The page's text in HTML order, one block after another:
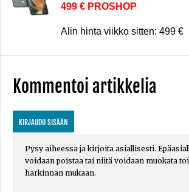
499 € PROSHOP
Alin hinta viikko sitten: 499 €
Kommentoi artikkelia
KIRJAUDU SISÄÄN
Pysy aiheessa ja kirjoita asiallisesti.
voidaan poistaa tai niitä voidaan muokata
harkinnan mukaan.